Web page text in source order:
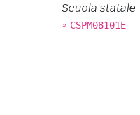
Scuola statale
» CSPM08101E